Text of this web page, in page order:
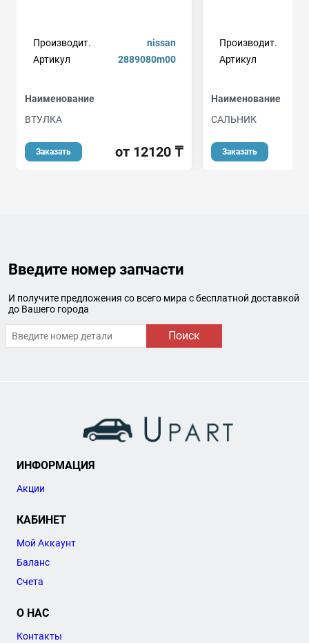
Производит.
nissan
Артикул
2889080m00
Наименование
ВТУЛКА
Заказать от 12120 ₸
Производит.
Артикул
Наименование
САЛЬНИК
Заказать
Введите номер запчасти
И получите предложения со всего мира с бесплатной доставкой
до Вашего города
Поиск
ИНФОРМАЦИЯ
Акции
КАБИНЕТ
Мой Аккаунт
Баланс
Счета
О НАС
Контакты